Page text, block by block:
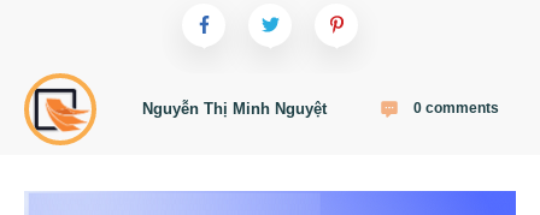
Nguyễn Thị Minh Nguyệt 0comments